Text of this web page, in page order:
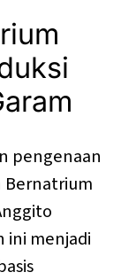
pengenaan
Bernatrium
ini menjadi